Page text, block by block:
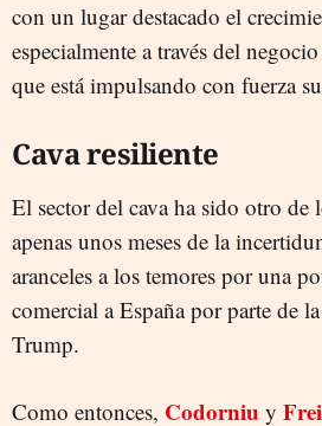
con un lugar destacado el
especialmente a través del
que está impulsando con fuerza
Cava resiliente
El sector del cava ha sido otro de
apenas unos meses de la
aranceles a los temores por una
comercial a España por parte de
Trump.
Como entonces, Codorniu y